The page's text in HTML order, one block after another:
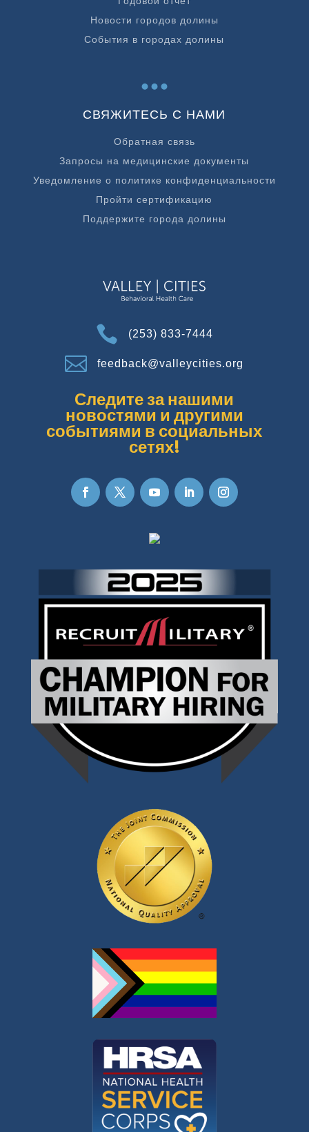
Новости городов долины
События в городах долины
...
СВЯЖИТЕСЬ С НАМИ
Обратная связь
Запросы на медицинские документы
Уведомление о политике конфиденциальности
Пройти сертификацию
Поддержите города долины
 (253) 833-7444
 feedback@valleycities.org
Следите за нашими
новостями и другими
событиями в социальных
сетях!